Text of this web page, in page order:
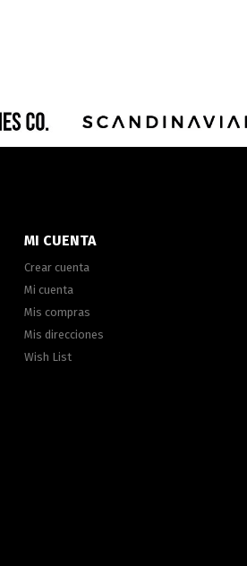
MI CUENTA
Crear cuenta
Mi cuenta
Mis compras
Mis direcciones
Wish List